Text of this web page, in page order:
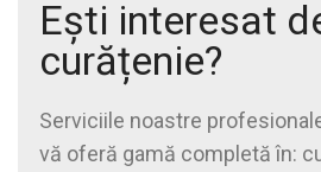
Ești interesat
curățenie?
Serviciile noastre
vă oferă gamă completă în: